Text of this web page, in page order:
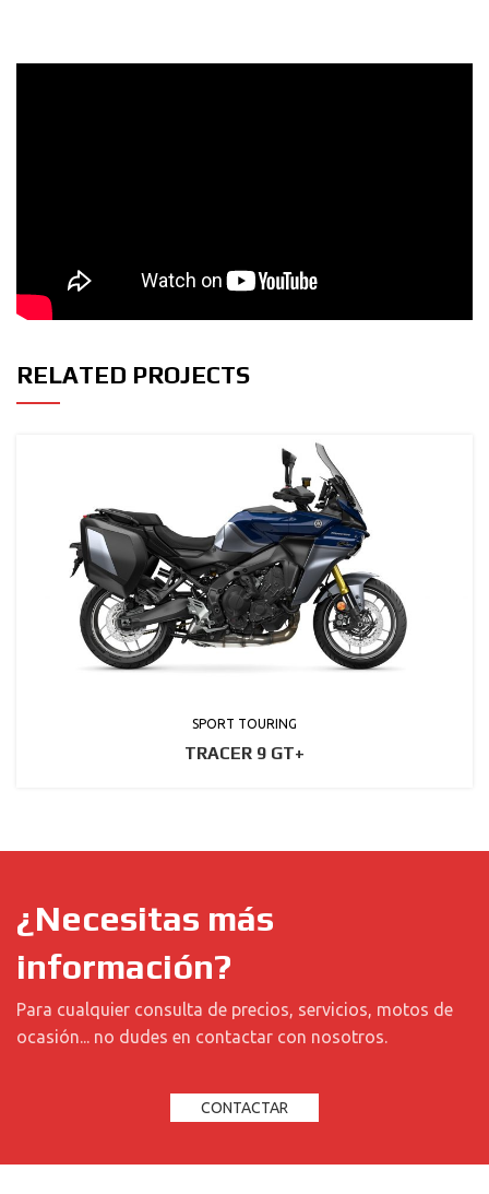
RELATED PROJECTS
SPORT TOURING
TRACER 9 GT+
¿Necesitas más
información?
Para cualquier consulta de precios, servicios, motos de
ocasión... no dudes en contactar con nosotros.
CONTACTAR